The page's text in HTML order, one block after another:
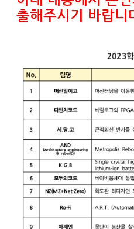
출해주시기 바랍니